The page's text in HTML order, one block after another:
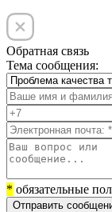
Обратная связь
Тема сообщения:
* обязательные
Отправить